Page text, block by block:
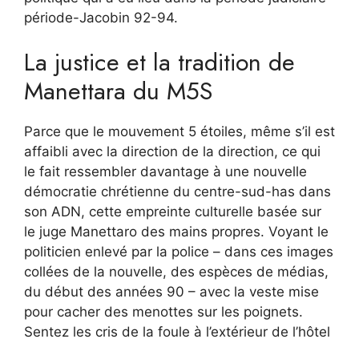
période-Jacobin 92-94.
La justice et la tradition de
Manettara du M5S
Parce que le mouvement 5 étoiles, même s’il est
affaibli avec la direction de la direction, ce qui
le fait ressembler davantage à une nouvelle
démocratie chrétienne du centre-sud-has dans
son ADN, cette empreinte culturelle basée sur
le juge Manettaro des mains propres. Voyant le
politicien enlevé par la police – dans ces images
collées de la nouvelle, des espèces de médias,
du début des années 90 – avec la veste mise
pour cacher des menottes sur les poignets.
Sentez les cris de la foule à l’extérieur de l’hôtel